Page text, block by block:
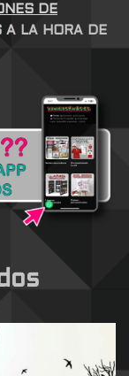
DE
A LA HORA DE